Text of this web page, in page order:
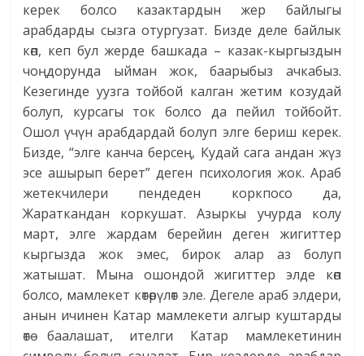
керек болсо казактардын жер байлыгы
арабдарды сызга отургузат. Бизде деле байлык
көп, кеп бул жерде башкада – казак-кыргыздын
чоңдорунда ыйман жок, баарыбыз ачкабыз.
Кезегинде уузга тойбой калган жетим козудай
болуп, курсагы ток болсо да пейил тойбойт.
Ошол үчүн арабдардай болуп элге бериш керек.
Бизде, “элге канча берсең, Кудай сага андан жүз
эсе ашырып берет” деген психология жок. Араб
жетекчилери пендеден коркпосо да,
Жараткандан коркушат. Азыркы учурда колу
март, элге жардам берейин деген жигиттер
кыргызда жок эмес, бирок алар аз болуп
жатышат. Мына ошондой жигиттер элде көп
болсо, мамлекет көтөрүлөт эле. Дегеле араб элдери,
анын ичинен Катар мамлекети алгыр куштарды
өтө баалашат, ителги Катар мамлекетинин